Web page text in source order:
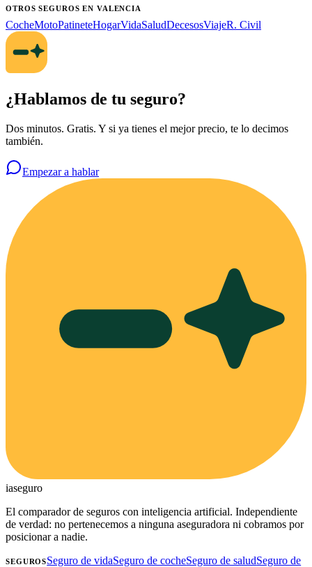
OTROS SEGUROSEN VALENCIA
CocheMotoPatineteHogarVidaSaludDecesosViajeR. Civil
¿Hablamos de tu seguro?
Dos minutos. Gratis. Y si ya tienes el mejor precio, te lo decimos
también.
Empezar a hablar
iaseguro
El comparador de seguros con inteligencia artificial. Independiente
de verdad: no pertenecemos a ninguna aseguradora ni cobramos por
posicionar a nadie.
SEGUROSSeguro de vidaSeguro de cocheSeguro de saludSeguro de